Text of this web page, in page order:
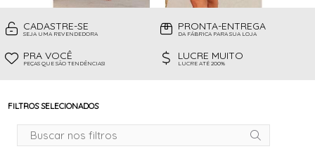
CADASTRE-SE
SEJA UMA REVENDEDORA
PRONTA-ENTREGA
DA FÁBRICA PARA SUA LOJA
PRA VOCÊ
PEÇAS QUE SÃO TENDÊNCIAS!
LUCRE MUITO
LUCRE ATÉ 200%
FILTROS SELECIONADOS